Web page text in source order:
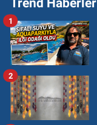
1
2